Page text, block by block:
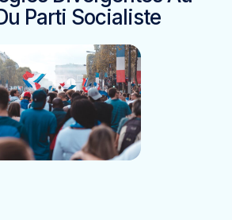
Parti Socialiste